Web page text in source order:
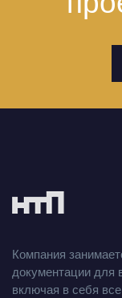
Компания
документации для
включая в себя